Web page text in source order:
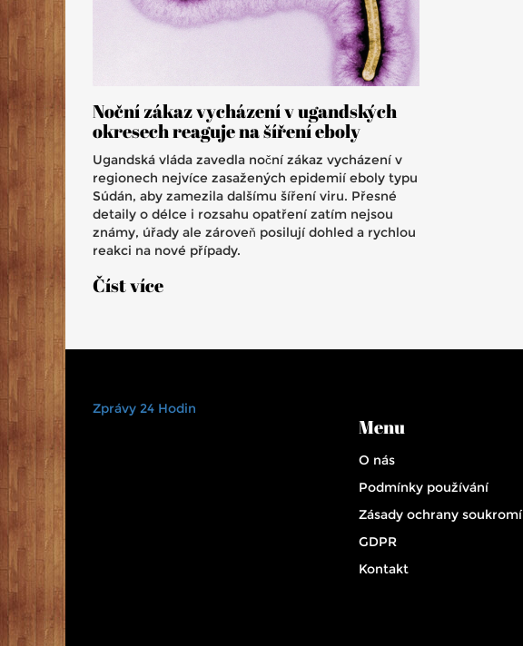
Noční zákaz vycházení v ugandských
okresech reaguje na šíření eboly
Ugandská vláda zavedla noční zákaz vycházení v
regionech nejvíce zasažených epidemií eboly typu
Súdán, aby zamezila dalšímu šíření viru. Přesné
detaily o délce i rozsahu opatření zatím nejsou
známy, úřady ale zároveň posilují dohled a rychlou
reakci na nové případy.
Číst více
Zprávy 24 Hodin
Menu
O nás
Podmínky používání
Zásady ochrany soukromí
GDPR
Kontakt